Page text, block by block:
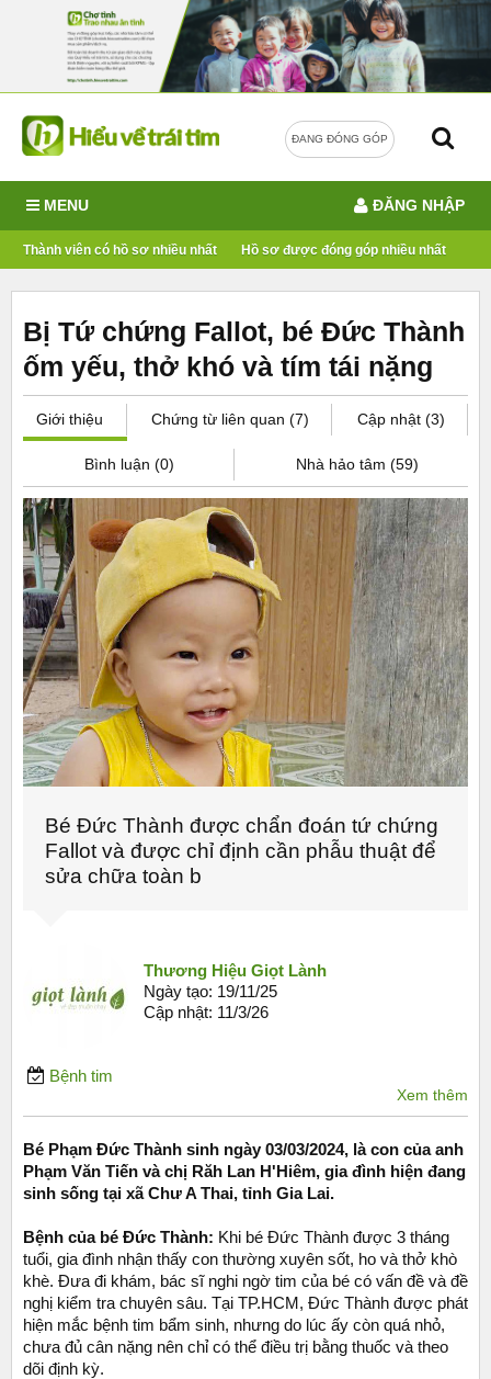
ĐANG ĐÓNG GÓP
MENU
Thành viên có hồ sơ nhiều nhất Hồ sơ được đóng góp nhiều nhất
ĐĂNG NHẬP
Bị Tứ chứng Fallot, bé Đức Thành
ốm yếu, thở khó và tím tái nặng
Giới thiệu Chứng từ liên quan (7) Cập nhật (3)
Bình luận (0) Nhà hảo tâm (59)
Bé Đức Thành được chẩn đoán tứ chứng
Fallot và được chỉ định cần phẫu thuật để
sửa chữa toàn b
Thương Hiệu Giọt Lành
Ngày tạo: 19/11/25
Cập nhật: 11/3/26
Bệnh tim
Xem thêm
Bé Phạm Đức Thành sinh ngày 03/03/2024, là con của anh
Phạm Văn Tiến và chị Răh Lan H'Hiêm, gia đình hiện đang
sinh sống tại xã Chư A Thai, tỉnh Gia Lai.
Bệnh của bé Đức Thành: Khi bé Đức Thành được 3 tháng
tuổi, gia đình nhận thấy con thường xuyên sốt, ho và thở khò
khè. Đưa đi khám, bác sĩ nghi ngờ tim của bé có vấn đề và đề
nghị kiểm tra chuyên sâu. Tại TP.HCM, Đức Thành được phát
hiện mắc bệnh tim bẩm sinh, nhưng do lúc ấy còn quá nhỏ,
chưa đủ cân nặng nên chỉ có thể điều trị bằng thuốc và theo
dõi định kỳ.